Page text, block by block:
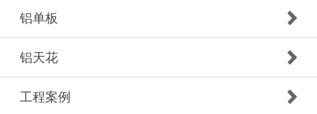
铝单板
铝天花
工程案例